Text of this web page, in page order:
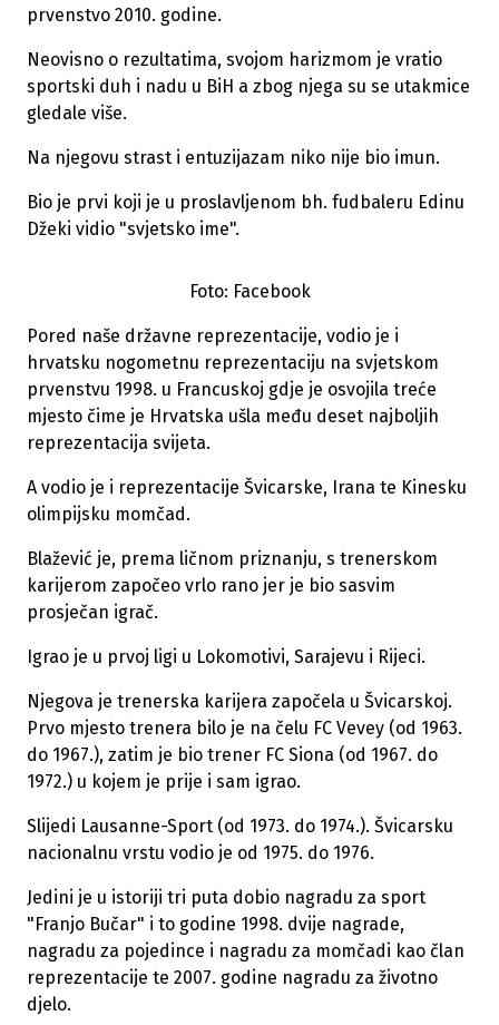
prvenstvo 2010. godine.
Neovisno o rezultatima, svojom harizmom je vratio
sportski duh i nadu u BiH a zbog njega su se utakmice
gledale više.
Na njegovu strast i entuzijazam niko nije bio imun.
Bio je prvi koji je u proslavljenom bh. fudbaleru Edinu
Džeki vidio "svjetsko ime".
Foto: Facebook
Pored naše državne reprezentacije, vodio je i
hrvatsku nogometnu reprezentaciju na svjetskom
prvenstvu 1998. u Francuskoj gdje je osvojila treće
mjesto čime je Hrvatska ušla među deset najboljih
reprezentacija svijeta.
A vodio je i reprezentacije Švicarske, Irana te Kinesku
olimpijsku momčad.
Blažević je, prema ličnom priznanju, s trenerskom
karijerom započeo vrlo rano jer je bio sasvim
prosječan igrač.
Igrao je u prvoj ligi u Lokomotivi, Sarajevu i Rijeci.
Njegova je trenerska karijera započela u Švicarskoj.
Prvo mjesto trenera bilo je na čelu FC Vevey (od 1963.
do 1967.), zatim je bio trener FC Siona (od 1967. do
1972.) u kojem je prije i sam igrao.
Slijedi Lausanne-Sport (od 1973. do 1974.). Švicarsku
nacionalnu vrstu vodio je od 1975. do 1976.
Jedini je u istoriji tri puta dobio nagradu za sport
"Franjo Bučar" i to godine 1998. dvije nagrade,
nagradu za pojedince i nagradu za momčadi kao član
reprezentacije te 2007. godine nagradu za životno
djelo.